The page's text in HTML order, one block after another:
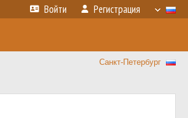
Войти Регистрация
Санкт-Петербург